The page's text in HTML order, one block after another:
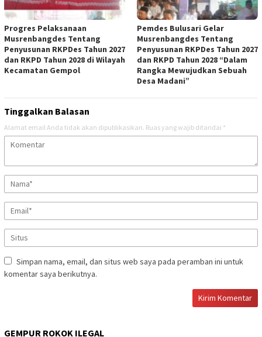
Progres Pelaksanaan
Musrenbangdes Tentang
Penyusunan RKPDes Tahun 2027
dan RKPD Tahun 2028 di Wilayah
Kecamatan Gempol
Pemdes Bulusari Gelar
Musrenbangdes Tentang
Penyusunan RKPDes Tahun 2027
dan RKPD Tahun 2028 “Dalam
Rangka Mewujudkan Sebuah
Desa Madani”
Tinggalkan Balasan
Alamat email Anda tidak akan dipublikasikan. Ruas yang wajib ditandai *
Simpan nama, email, dan situs web saya pada peramban ini untuk
komentar saya berikutnya.
GEMPUR ROKOK ILEGAL